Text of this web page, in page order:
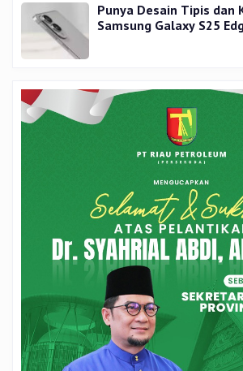
Punya Desain Tipis dan
Samsung Galaxy S25